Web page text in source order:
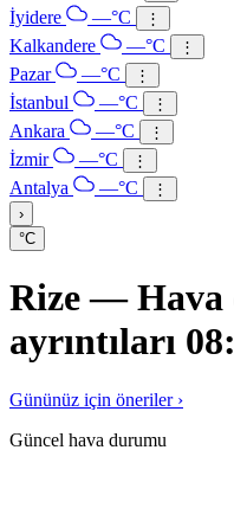
İyidere —°C ⋮
Kalkandere —°C ⋮
Pazar —°C ⋮
İstanbul —°C ⋮
Ankara —°C ⋮
İzmir —°C ⋮
Antalya —°C
⋮
›
°C
Rize — Hava
ayrıntıları
Gününüz için öneriler ›
Güncel hava durumu